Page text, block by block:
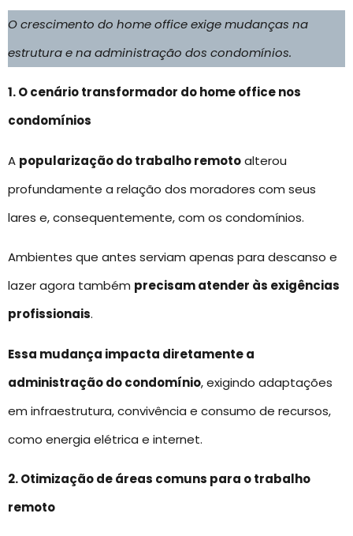
O crescimento do home office exige mudanças na
estrutura e na administração dos condomínios.
1. O cenário transformador do home office nos
condomínios
A popularização do trabalho remotoalterou
profundamente a relação dos moradores com seus
lares e, consequentemente, com os condomínios.
Ambientes que antes serviam apenas para descanso e
lazer agora também precisam atender às exigências
profissionais.
Essa mudança impacta diretamente a
administração do condomínio, exigindo adaptações
em infraestrutura, convivência e consumo de recursos,
como energia elétrica e internet.
2. Otimização de áreas comuns para o trabalho
remoto